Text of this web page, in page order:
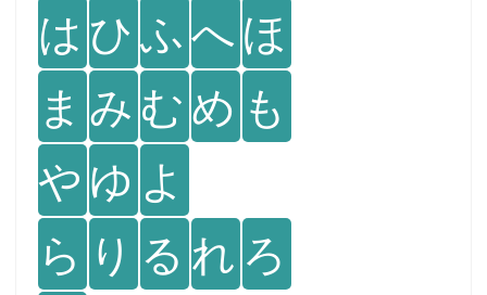
は ひふへほ
ま み むめ も
や ゆ よ
ら り る れ ろ